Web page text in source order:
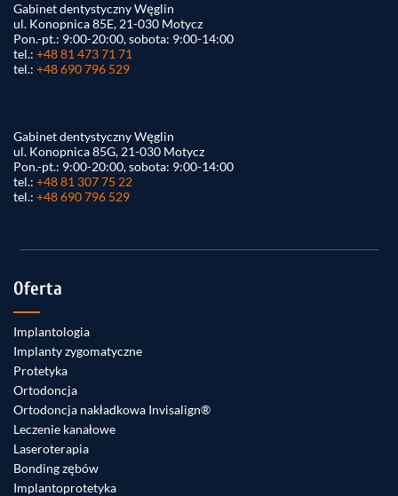
Gabinet dentystyczny Węglin
ul. Konopnica 85E, 21-030 Motycz
Pon.-pt.: 9:00-20:00, sobota: 9:00-14:00
tel.: +48 81 473 71 71
tel.: +48 690 796 529
Gabinet dentystyczny Węglin
ul. Konopnica 85G, 21-030 Motycz
Pon.-pt.: 9:00-20:00, sobota: 9:00-14:00
tel.: +48 81 307 75 22
tel.: +48 690 796 529
Oferta
Implantologia
Implanty zygomatyczne
Protetyka
Ortodoncja
Ortodoncja nakładkowa Invisalign®
Leczenie kanałowe
Laseroterapia
Bonding zębów
Implantoprotetyka